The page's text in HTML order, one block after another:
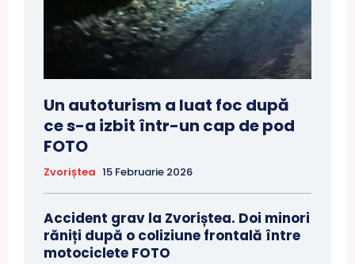
Un autoturism a luat foc după
ce s-a izbit într-un cap de pod
FOTO
Zvoriștea 15 Februarie 2026
Accident grav la Zvoriștea. Doi minori
răniți după o coliziune frontală între
motociclete FOTO